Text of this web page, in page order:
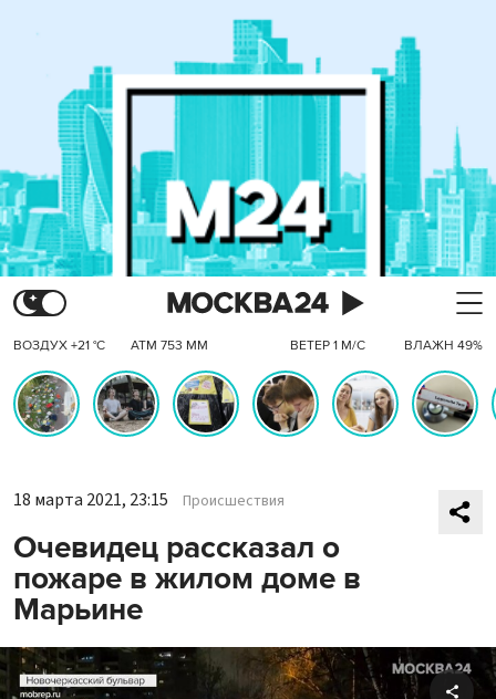
ВОЗДУХ +21 °C АТМ 753 ММ ВЕТЕР 1 М/С ВЛАЖН 49%
18 марта 2021, 23:15 Происшествия
Очевидец рассказал о
пожаре в жилом доме в
Марьине